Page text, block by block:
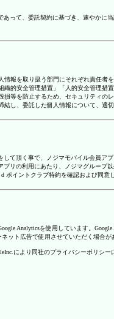
って、委託契約に基づき、速やか
報を取り扱う部門にそれぞれ責任者
的安全管理措置」「人的安全管理措
等を防止するため、セキュリティのレ
し、委託した個人情報について、適
て頂く事で、ノジマモバイル会員
リの利用にあたり、ノジマグルー
イントクラブ特約を確認および同意
Analyticsを使用しています。
ット広告で使用させていただく場合が
により同社のプライバシーポリシー